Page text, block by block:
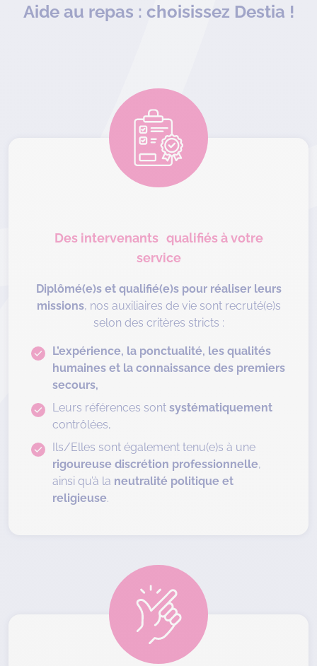
Aide au repas : choisissez Destia !
Des intervenants qualifiés à votre
service
Diplômé(e)s et qualifié(e)s pour réaliser leurs
missions, nos auxiliaires de vie sont recruté(e)s
selon des critères stricts :
L’expérience, la ponctualité, les qualités
humaines et la connaissance des premiers
secours,
Leurs références sont systématiquement
contrôlées,
Ils/Elles sont également tenu(e)s à une
rigoureuse discrétion professionnelle,
ainsi qu’à la neutralité politique et
religieuse.